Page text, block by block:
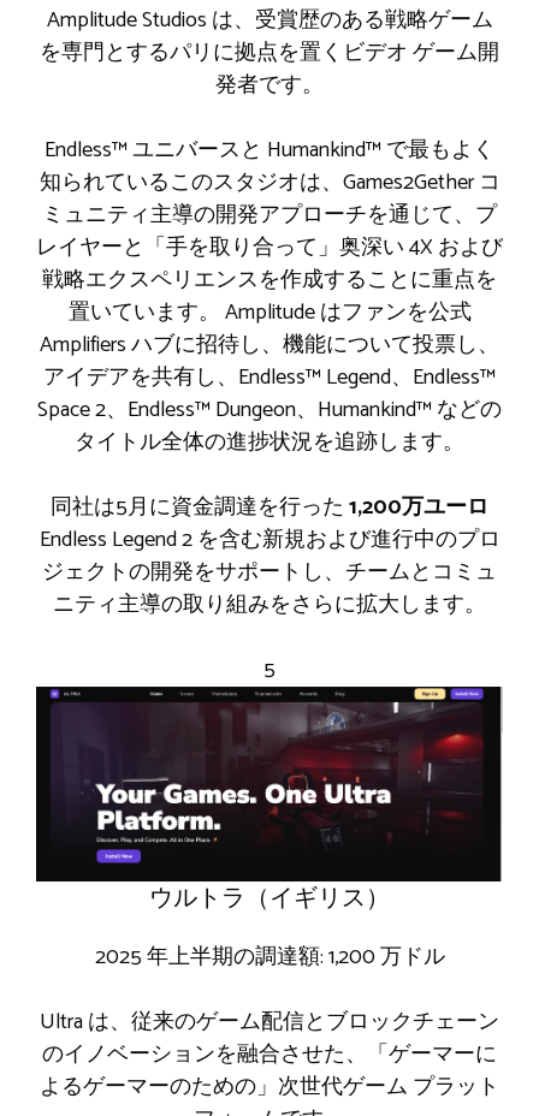
Amplitude Studios は、受賞歴のある戦略ゲーム
を専門とするパリに拠点を置くビデオ ゲーム開
発者です。
Endless™ ユニバースと Humankind™ で最もよく
知られているこのスタジオは、Games2Gether コ
ミュニティ主導の開発アプローチを通じて、プ
レイヤーと「手を取り合って」奥深い 4X および
戦略エクスペリエンスを作成することに重点を
置いています。 Amplitude はファンを公式
Amplifiers ハブに招待し、機能について投票し、
アイデアを共有し、Endless™ Legend、Endless™
Space 2、Endless™ Dungeon、Humankind™ などの
タイトル全体の進捗状況を追跡します。
同社は5月に資金調達を行った1,200万ユーロ
Endless Legend 2 を含む新規および進行中のプロ
ジェクトの開発をサポートし、チームとコミュ
ニティ主導の取り組みをさらに拡大します。
5
ウルトラ（イギリス）
2025 年上半期の調達額: 1,200 万ドル
Ultra は、従来のゲーム配信とブロックチェーン
のイノベーションを融合させた、「ゲーマーに
よるゲーマーのための」次世代ゲーム プラット